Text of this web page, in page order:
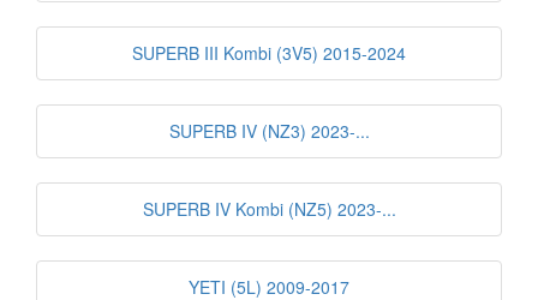
SUPERB III Kombi (3V5) 2015-2024
SUPERB IV (NZ3) 2023-...
SUPERB IV Kombi (NZ5) 2023-...
YETI (5L) 2009-2017